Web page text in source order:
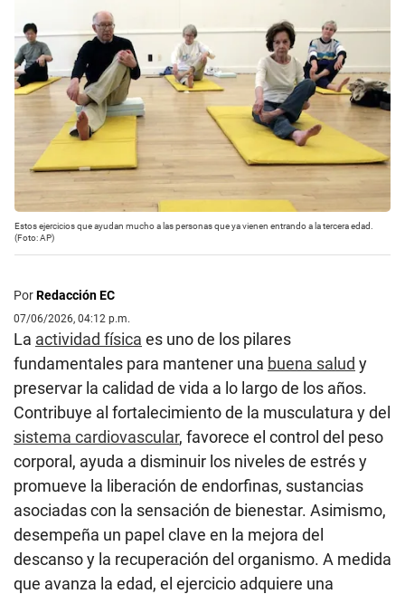
Estos ejercicios que ayudan mucho a las personas que ya vienen entrando a la tercera edad.
(Foto: AP)
PorRedacción EC
07/06/2026, 04:12 p.m.
La actividad física es uno de los pilares
fundamentales para mantener una buena salud y
preservar la calidad de vida a lo largo de los años.
Contribuye al fortalecimiento de la musculatura y del
sistema cardiovascular, favorece el control del peso
corporal, ayuda a disminuir los niveles de estrés y
promueve la liberación de endorfinas, sustancias
asociadas con la sensación de bienestar. Asimismo,
desempeña un papel clave en la mejora del
descanso y la recuperación del organismo. A medida
que avanza la edad, el ejercicio adquiere una